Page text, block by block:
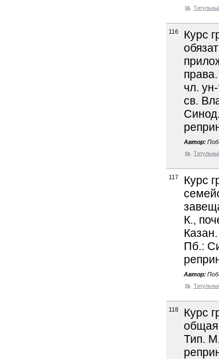
116
Курс
чл.
св.
Автор:
117
Курс
К.,
Пб.:
Автор:
118
Курс
Тип.